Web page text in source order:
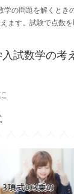
学の問題を解くとき
ます。試験で点数を
入試数学の考